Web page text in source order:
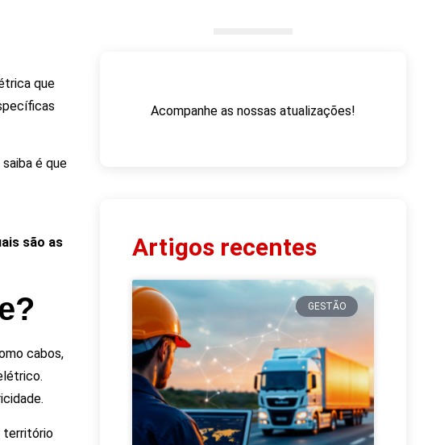
que
é que
são as
cabos,
território
Acompanhe as nossas atualizações!
Artigos recentes
GESTÃO